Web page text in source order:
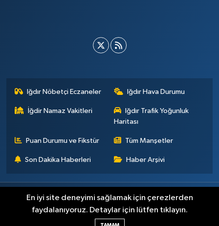
Iğdır Nöbetçi Eczaneler Iğdır Hava Durumu
İğdir Namaz Vakitleri
Iğdır Trafik Yoğunluk
Haritası
Puan Durumu ve Fikstür Tüm Manşetler
Son Dakika Haberleri Haber Arşivi
Künye İletişim Çerez Politikası Gizlilik ilkeleri
Haber Yazılımı:
En iyi site deneyimi sağlamak için çerezlerden
faydalanıyoruz. Detaylar için lütfen tıklayın.